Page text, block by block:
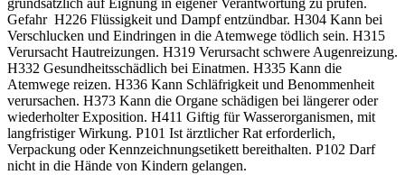
grundsätzlich auf Eignung in eigener Verantwortung zu prüfen.
Gefahr H226 Flüssigkeit und Dampf entzündbar. H304 Kann bei
Verschlucken und Eindringen in die Atemwege tödlich sein. H315
Verursacht Hautreizungen. H319 Verursacht schwere Augenreizung.
H332 Gesundheitsschädlich bei Einatmen. H335 Kann die
Atemwege reizen. H336 Kann Schläfrigkeit und Benommenheit
verursachen. H373 Kann die Organe schädigen bei längerer oder
wiederholter Exposition. H411 Giftig für Wasserorganismen, mit
langfristiger Wirkung. P101 Ist ärztlicher Rat erforderlich,
Verpackung oder Kennzeichnungsetikett bereithalten. P102 Darf
nicht in die Hände von Kindern gelangen.